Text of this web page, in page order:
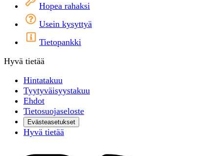
Hopea rahaksi
Usein kysyttyä
Tietopankki
Hyvä tietää
Hintatakuu
Tyytyväisyystakuu
Ehdot
Tietosuojaseloste
Evästeasetukset
Hyvä tietää